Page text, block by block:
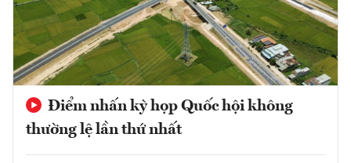
Điểm nhấn kỳ họp Quốc hội không
thường lệ lần thứ nhất